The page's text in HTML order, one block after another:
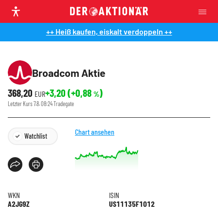
++ Heiß kaufen, eiskalt verdoppeln ++
Broadcom Aktie
368,20 EUR+3,20 (+0,88 %)
Letzter Kurs7.8. 08:24Tradegate
Watchlist Chart ansehen
WKN
A2JG9Z
ISIN
US11135F1012